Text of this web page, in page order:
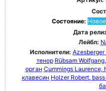
Состояние:
Дата
Лейбл:
Исполнители:
тенор Rübsam
орган Cummings
клавесин Holzer Robert,